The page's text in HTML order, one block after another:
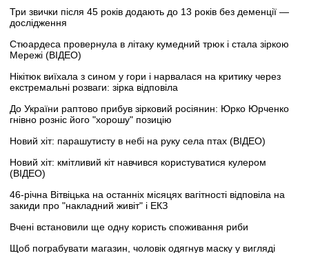
Три звички після 45 років додають до 13 років без деменції —
дослідження
Стюардеса провернула в літаку кумедний трюк і стала зіркою
Мережі (ВІДЕО)
Нікітюк виїхала з сином у гори і нарвалася на критику через
екстремальні розваги: зірка відповіла
До України раптово прибув зірковий росіянин: Юрко Юрченко
гнівно розніс його "хорошу" позицію
Новий хіт: парашутисту в небі на руку села птах (ВІДЕО)
Новий хіт: кмітливий кіт навчився користуватися кулером
(ВІДЕО)
46-річна Вітвіцька на останніх місяцях вагітності відповіла на
закиди про "накладний живіт" і ЕКЗ
Вчені встановили ще одну користь споживання риби
Щоб пограбувати магазин, чоловік одягнув маску у вигляді